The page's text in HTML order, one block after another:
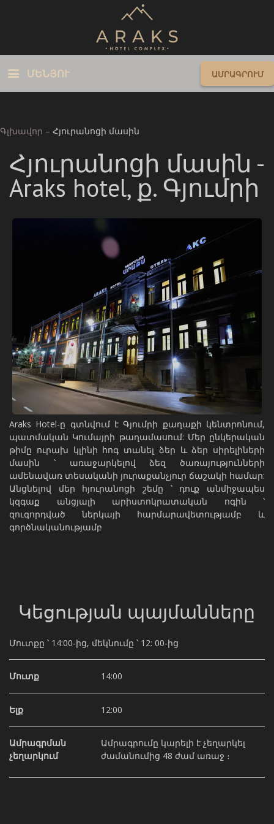
ՄԵՆՅՈՒ ԱՄՐԱԳՐՈՒՄ
Գլխավոր – Հյուրանոցի մասին
Հյուրանոցի մասին -
Araks hotel, ք. Գյումրի
Araks Hotel-ը գտնվում է Գյումրի քաղաքի կենտրոնում,
պատմական Կումայրի թաղամասում: Մեր ընկերական
թիմը ուրախ կլինի հոգ տանել ձեր և ձեր սիրելիների
մասին ՝ առաջարկելով ձեզ ծառայությունների
ամենավառ տեսականի յուրաքանչյուր ճաշակի համար:
Անցնելով մեր հյուրանոցի շեմը ՝ դուք անմիջապես
կզգաք անցյալի արիստոկրատական ոգին ՝
զուգորդված ներկայի հարմարավետությամբ և
գործնականությամբ
Կեցության պայմանները
Մուտքը ՝ 14:00-ից, մեկնումը ՝ 12: 00-ից
Մուտք 14:00
Ելք 12:00
Ամրագրման
չեղարկում
Ամրագրումը կարելի է չեղարկել
ժամանումից 48 ժամ առաջ ։